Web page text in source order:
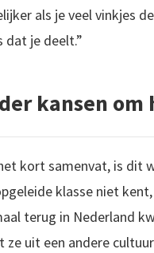
als je veel vinkjes
dat je deelt.”
kansen om
kort samenvat, is dit
klasse niet
terug in Nederland
ze uit een andere